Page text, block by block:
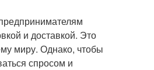
и доставкой. Это
миру. Однако, чтобы
спросом и